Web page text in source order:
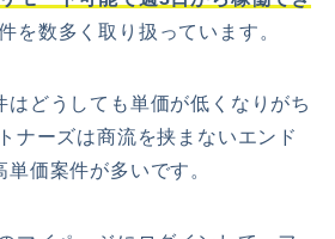
を数多く取り扱っています。
はどうしても単価が低くなりがち
ナーズは商流を挟まないエンド
価案件が多いです。